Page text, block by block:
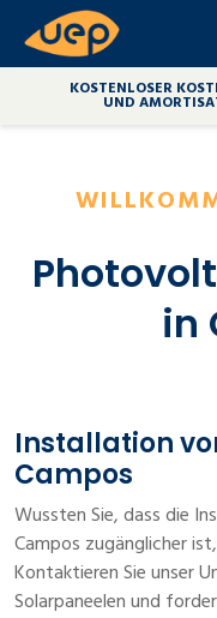
KOSTENLOSER
UND
in
Installation
Campos
Wussten Sie, dass die
Campos zugänglicher
Kontaktieren Sie unser
Solarpaneelen und